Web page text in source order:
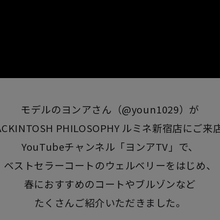
モデルのヨンアさん（@youn1029）が
PHILOSOPHY ルミネ新宿店にご来
YouTubeチャンネル「ヨンアTV」で、
ベストセラーコートのウェルベリーをはじめ、
春におすすめのコートやブルゾンなど
たくさんご紹介いただきました。